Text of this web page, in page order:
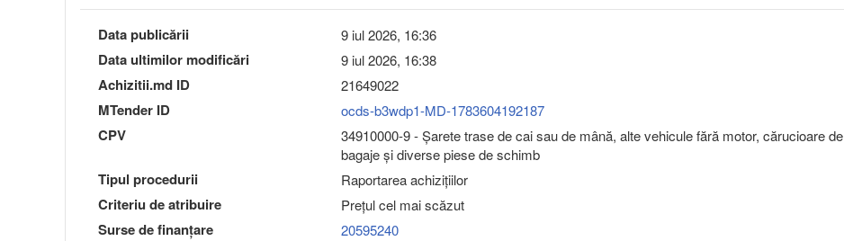
Data publicării 9 iul 2026, 16:36
Data ultimilor modificări 9 iul 2026, 16:38
Achizitii.md ID 21649022
MTender ID ocds-b3wdp1-MD-1783604192187
CPV
34910000-9 - Şarete trase de cai sau de mână, alte vehicule fără motor, cărucioare de
bagaje şi diverse piese de schimb
Tipul procedurii Raportarea achizițiilor
Criteriu de atribuire Preţul cel mai scăzut
Surse de finanțare 20595240